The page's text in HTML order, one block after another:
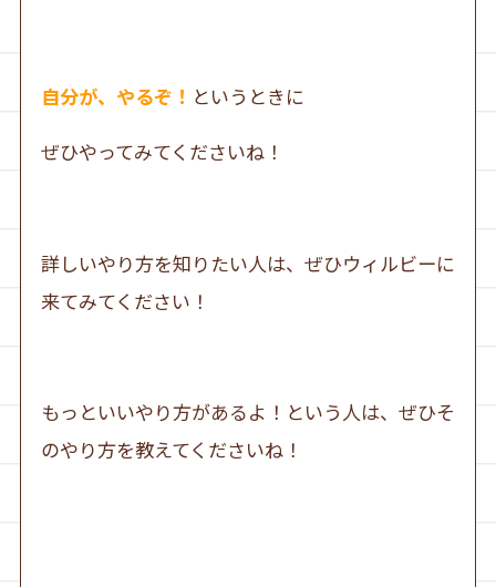
自分が、やるぞ！ というときに
ぜひやってみてくださいね！
詳しいやり方を知りたい人は、ぜひウィルビーに
来てみてください！
もっといいやり方があるよ！という人は、ぜひそ
のやり方を教えてくださいね！